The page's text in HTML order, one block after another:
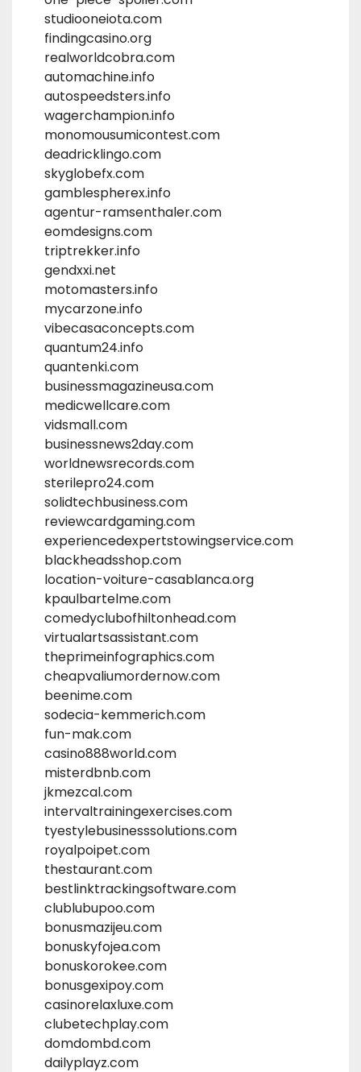
studiooneiota.com
findingcasino.org
realworldcobra.com
automachine.info
autospeedsters.info
wagerchampion.info
monomousumicontest.com
deadricklingo.com
skyglobefx.com
gamblespherex.info
agentur-ramsenthaler.com
eomdesigns.com
triptrekker.info
gendxxi.net
motomasters.info
mycarzone.info
vibecasaconcepts.com
quantum24.info
quantenki.com
businessmagazineusa.com
medicwellcare.com
vidsmall.com
businessnews2day.com
worldnewsrecords.com
sterilepro24.com
solidtechbusiness.com
reviewcardgaming.com
experiencedexpertstowingservice.com
blackheadsshop.com
location-voiture-casablanca.org
kpaulbartelme.com
comedyclubofhiltonhead.com
virtualartsassistant.com
theprimeinfographics.com
cheapvaliumordernow.com
beenime.com
sodecia-kemmerich.com
fun-mak.com
casino888world.com
misterdbnb.com
jkmezcal.com
intervaltrainingexercises.com
tyestylebusinesssolutions.com
royalpoipet.com
thestaurant.com
bestlinktrackingsoftware.com
clublubupoo.com
bonusmazijeu.com
bonuskyfojea.com
bonuskorokee.com
bonusgexipoy.com
casinorelaxluxe.com
clubetechplay.com
domdombd.com
dailyplayz.com